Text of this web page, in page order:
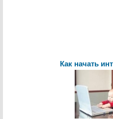
Как начать